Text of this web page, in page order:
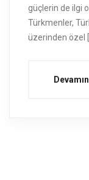
güçlerin de ilgi
Türkmenler,
üzerinden özel